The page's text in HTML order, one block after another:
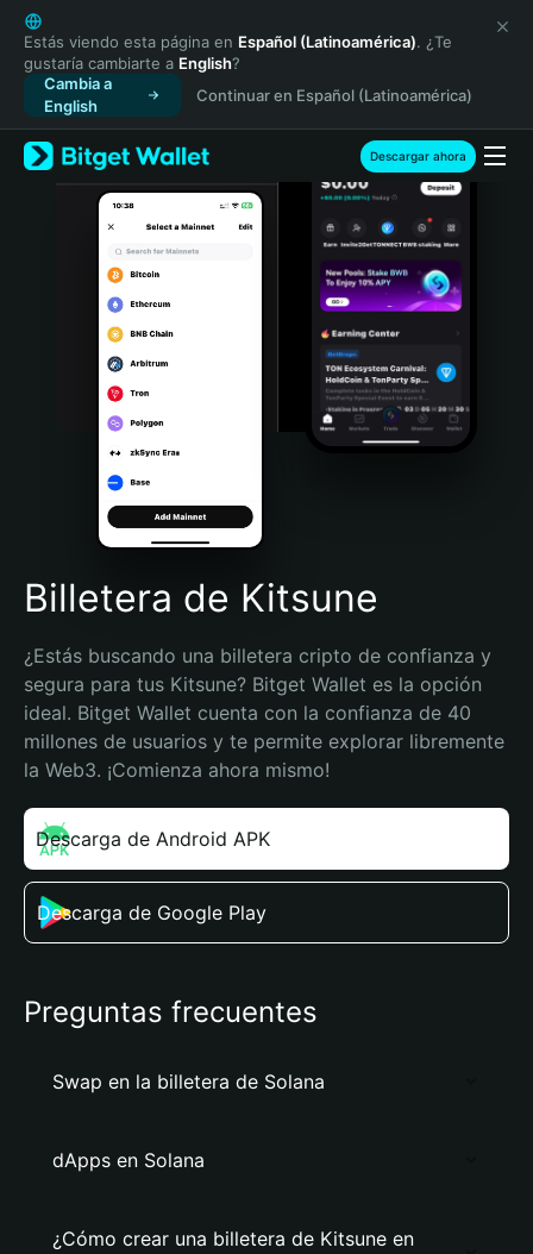
English
日本語
Tiếng Việt
Русский
Español (Latinoamérica)
Türkçe
Italiano
Português (Portugal)
Bahasa Indonesia
Português (Brasil)
Español (Argentina)
Estás viendo esta página en Español (Latinoamérica). ¿Te
gustaría cambiarte a English?
Cambia a
English
Continuar en Español (Latinoamérica)
Descargar ahora
Billetera de Kitsune
¿Estás buscando una billetera cripto de confianza y
segura para tus Kitsune? Bitget Wallet es la opción
ideal. Bitget Wallet cuenta con la confianza de 40
millones de usuarios y te permite explorar libremente
la Web3. ¡Comienza ahora mismo!
Descarga de Android APK
Descarga de Google Play
Preguntas frecuentes
Swap en la billetera de Solana
dApps en Solana
¿Cómo crear una billetera de Kitsune en